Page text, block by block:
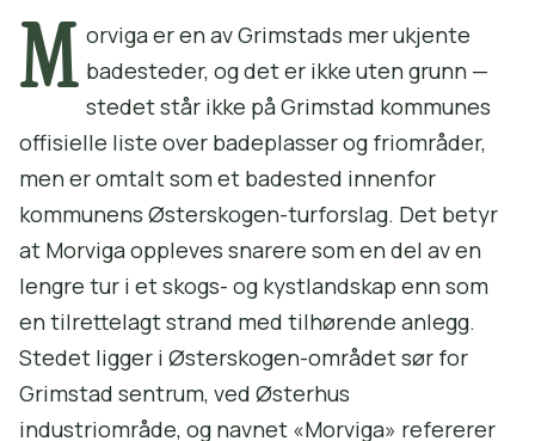
M orviga er en av Grimstads mer ukjente
badesteder, og det er ikke uten grunn —
stedet står ikke på Grimstad kommunes
offisielle liste over badeplasser og friområder,
men er omtalt som et badested innenfor
kommunens Østerskogen-turforslag. Det betyr
at Morviga oppleves snarere som en del av en
lengre tur i et skogs- og kystlandskap enn som
en tilrettelagt strand med tilhørende anlegg.
Stedet ligger i Østerskogen-området sør for
Grimstad sentrum, ved Østerhus
industriområde, og navnet «Morviga» refererer